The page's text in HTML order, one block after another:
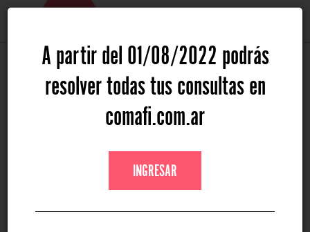
Volver al Listado
09 DE DICIEMBRE DE 2019
SPORT CLUB MUJER |
COACHING MUJERES CON
VANE BIASOLI
A partir del 01/08/2022 podrás
resolver todas tus consultas en
comafi.com.ar
INGRESAR